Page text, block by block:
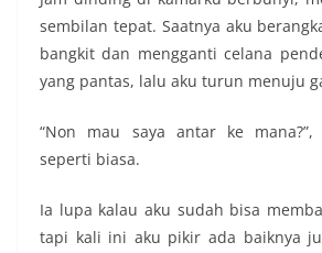
sembilan tepat. Saatnya aku
bangkit dan mengganti celana
yang pantas, lalu aku turun menuju
“Non mau saya antar ke
seperti biasa.
Ia lupa kalau aku sudah bisa
tapi kali ini aku pikir ada baiknya